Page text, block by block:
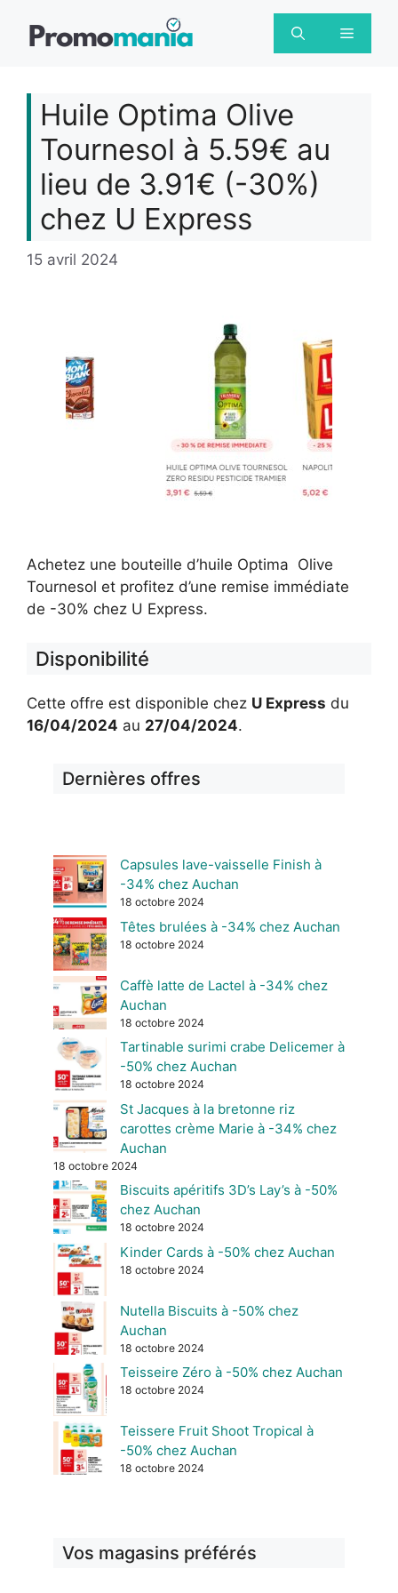
Menu
Huile Optima Olive
Tournesol à 5.59€ au
lieu de 3.91€ (-30%)
chez U Express
15 avril 2024
Achetez une bouteille d’huile Optima Olive
Tournesol et profitez d’une remise immédiate
de -30% chez U Express.
Disponibilité
Cette offre est disponible chez U Express du
16/04/2024 au 27/04/2024.
Dernières offres
Capsules lave-vaisselle Finish à
-34% chez Auchan
18 octobre 2024
Têtes brulées à -34% chez Auchan
18 octobre 2024
Caffè latte de Lactel à -34% chez
Auchan
18 octobre 2024
Tartinable surimi crabe Delicemer à
-50% chez Auchan
18 octobre 2024
St Jacques à la bretonne riz
carottes crème Marie à -34% chez
Auchan
18 octobre 2024
Biscuits apéritifs 3D’s Lay’s à -50%
chez Auchan
18 octobre 2024
Kinder Cards à -50% chez Auchan
18 octobre 2024
Nutella Biscuits à -50% chez
Auchan
18 octobre 2024
Teisseire Zéro à -50% chez Auchan
18 octobre 2024
Teissere Fruit Shoot Tropical à
-50% chez Auchan
18 octobre 2024
Vos magasins préférés